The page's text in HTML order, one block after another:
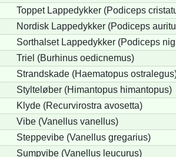
Toppet Lappedykker (Podiceps
Nordisk Lappedykker (Podiceps
Sorthalset Lappedykker (Podiceps
Triel (Burhinus oedicnemus)
Strandskade (Haematopus
Stylteløber (Himantopus himantopus)
Klyde (Recurvirostra avosetta)
Vibe (Vanellus vanellus)
Steppevibe (Vanellus gregarius)
Sumpvibe (Vanellus leucurus)